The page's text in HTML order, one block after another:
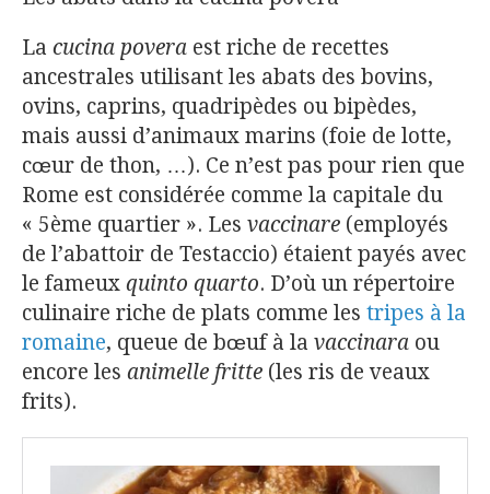
La cucina povera est riche de recettes
ancestrales utilisant les abats des bovins,
ovins, caprins, quadripèdes ou bipèdes,
mais aussi d’animaux marins (foie de lotte,
cœur de thon, …). Ce n’est pas pour rien que
Rome est considérée comme la capitale du
« 5ème quartier ». Les vaccinare (employés
de l’abattoir de Testaccio) étaient payés avec
le fameux quinto quarto. D’où un répertoire
culinaire riche de plats comme les tripes à la
romaine, queue de bœuf à la vaccinara ou
encore les animelle fritte (les ris de veaux
frits).